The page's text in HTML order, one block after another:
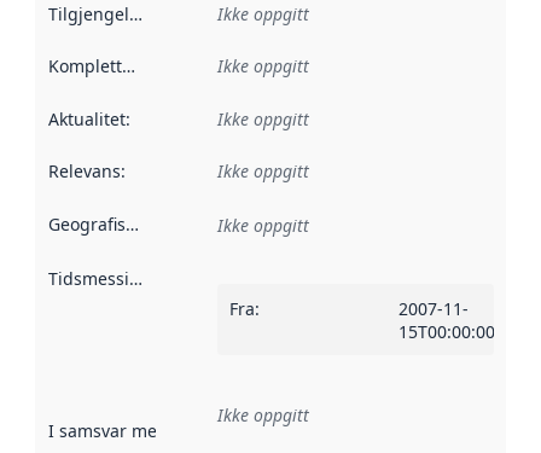
Tilgjengelighet Ikke oppgitt
Kompletthet Ikke oppgitt
Aktualitet: Ikke oppgitt
Relevans: Ikke oppgitt
Geografisk avgrensning :
Ikke oppgitt
Tidsmessig avgrensning
Fra:
2007-11-
15T00:00:00Z
I samsvar med Referanse til en implementasjonsregel
Ikke oppgitt